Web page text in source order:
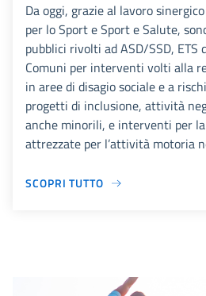
Da oggi, grazie al lavoro
per lo Sport e Sport e Salute,
pubblici rivolti ad ASD/SSD,
Comuni per interventi volti alla
in aree di disagio sociale e a
progetti di inclusione, attività
anche minorili, e interventi per
attrezzate per l’attività motoria
SCOPRI TUTTO